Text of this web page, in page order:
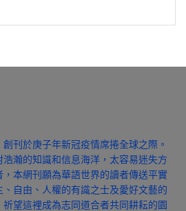
刊於庚子年新冠疫情席捲全球之際。
瀚的知識和信息海洋，太容易迷失方
本網刊願為華語世界的讀者傳送平實
自由、人權的有識之士及愛好文藝的
望這裡成為志同道合者共同耕耘的園